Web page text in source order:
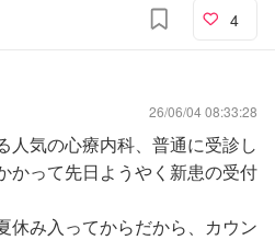
4
26/06/04 08:33:28
人気の心療内科、普通に受診し
かって先日ようやく新患の受付
休み入ってからだから、カウン